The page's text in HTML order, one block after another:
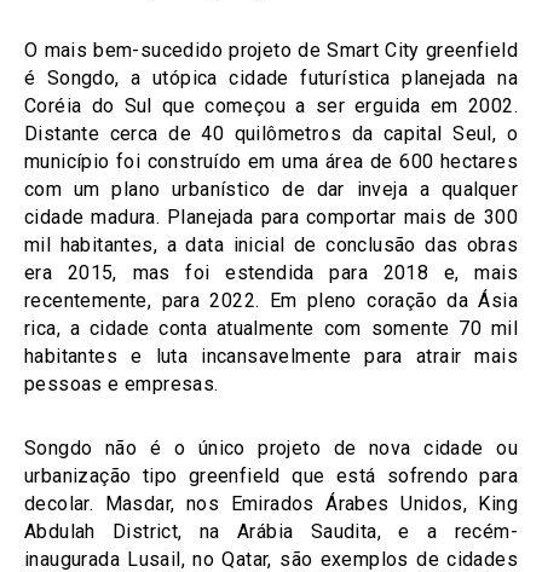
O mais bem-sucedido projeto de Smart City greenfield
é Songdo, a utópica cidade futurística planejada na
Coréia do Sul que começou a ser erguida em 2002.
Distante cerca de 40 quilômetros da capital Seul, o
município foi construído em uma área de 600 hectares
com um plano urbanístico de dar inveja a qualquer
cidade madura. Planejada para comportar mais de 300
mil habitantes, a data inicial de conclusão das obras
era 2015, mas foi estendida para 2018 e, mais
recentemente, para 2022. Em pleno coração da Ásia
rica, a cidade conta atualmente com somente 70 mil
habitantes e luta incansavelmente para atrair mais
pessoas e empresas.
Songdo não é o único projeto de nova cidade ou
urbanização tipo greenfield que está sofrendo para
decolar. Masdar, nos Emirados Árabes Unidos, King
Abdulah District, na Arábia Saudita, e a recém-
inaugurada Lusail, no Qatar, são exemplos de cidades